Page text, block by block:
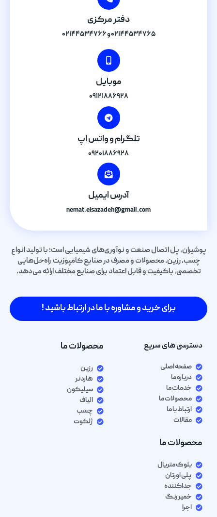
دفتر مرکزی
۰۲۱۴۴۵۳۴۷۶۵ و ۰۲۱۴۴۵۳۴۷۶۶
موبایل
۰۹۱۲۱۸۸۶۹۲۸
تلگرام و واتس اپ
۰۹۲۰۱۸۸۶۹۲۸
آدرس ایمیل
nemat.eisazadeh@gmail.com
پوشیران، پل اتصال صنعت و نوآوری‌های شیمیایی است؛ با تولید انواع
چسب، رزین، محصولات و مصرف در صنایع کامپوزیت راه‌حل‌هایی
تخصصی، باکیفیت و قابل اعتماد برای صنایع مختلف ارائه می‌دهد.
برای خرید و مشاوره با ما در ارتباط باشید !
دسترسی های سریع
صفحه اصلی
درباره ما
خدمات ما
محصولات ما
ارتباط با ما
مقالات
محصولات ما
رزین
هاردنر
سیلیکون
الیاف
چسب
ژلکوت
محصولات ما
بلوک متریال
پلی اورتان
جداکننده
خمیر رنگ
اجرا